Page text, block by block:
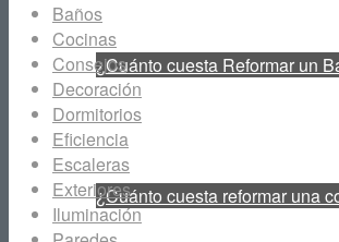
¿Cuánto cuesta Reformar un
¿Cuánto cuesta reformar una
Baños
Cocinas
Consejos
Decoración
Dormitorios
Eficiencia
Escaleras
Exteriores
Iluminación